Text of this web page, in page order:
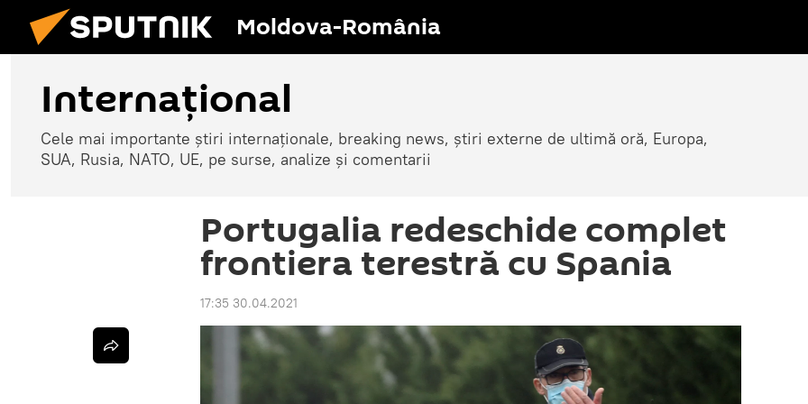
Moldova-România
Internaţional
Cele mai importante știri internaționale, breaking news, știri externe de ultimă oră, Europa,
SUA, Rusia, NATO, UE, pe surse, analize și comentarii
Portugalia redeschide complet
frontiera terestră cu Spania
17:35 30.04.2021